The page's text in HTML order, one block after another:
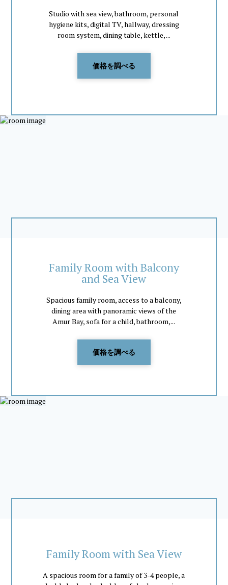
Studio with sea view, bathroom, personal
hygiene kits, digital TV, hallway, dressing
room system, dining table, kettle, ...
価格を調べる
Family Room with Balcony
and Sea View
Spacious family room, access to a balcony,
dining area with panoramic views of the
Amur Bay, sofa for a child, bathroom,...
価格を調べる
Family Room with Sea View
A spacious room for a family of 3-4 people, a